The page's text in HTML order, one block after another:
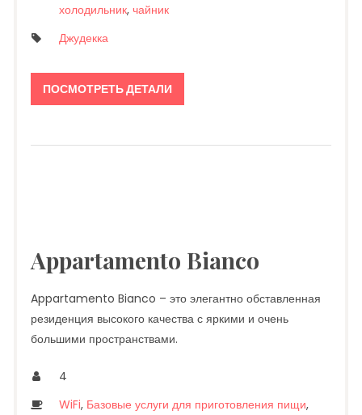
холодильник, чайник
Джудекка
ПОСМОТРЕТЬ ДЕТАЛИ
Appartamento Bianco
Appartamento Bianco – это элегантно обставленная
резиденция высокого качества с яркими и очень
большими пространствами.
4
WiFi, Базовые услуги для приготовления пищи,